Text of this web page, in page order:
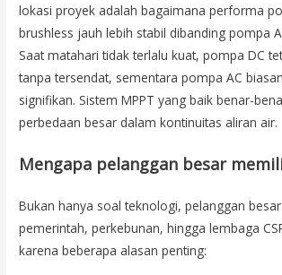
lokasi proyek adalah bagaimana performa
brushless jauh lebih stabil dibanding pompa
Saat matahari tidak terlalu kuat, pompa DC
tanpa tersendat, sementara pompa AC
signifikan. Sistem MPPT yang baik benar-
perbedaan besar dalam kontinuitas aliran air.
Mengapa pelanggan besar
Bukan hanya soal teknologi, pelanggan
pemerintah, perkebunan, hingga lembaga
karena beberapa alasan penting: